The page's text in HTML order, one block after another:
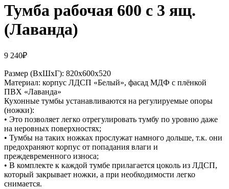
Тумба рабочая 600 с 3 ящ.
(Лаванда)
9 240₽
Размер (ВхШхГ): 820х600х520
Материал: корпус ЛДСП «Белый», фасад МДФ с плёнкой
ПВХ «Лаванда»
Кухонные тумбы устанавливаются на регулируемые опоры
(ножки):
• Это позволяет легко отрегулировать тумбу по уровню даже
на неровных поверхностях;
• Тумбы на таких ножках прослужат намного дольше, т.к. они
предохраняют корпус от попадания влаги и
преждевременного износа;
• В комплекте к каждой тумбе прилагается цоколь из ЛДСП,
который закрывает ножки, а при необходимости легко
снимается.